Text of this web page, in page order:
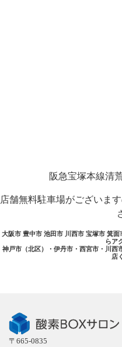
阪急宝塚本線清
店舗無料駐車場がございま
大阪市 豊中市 池田市 川西市 宝塚市 箕
らア
神戸市（北区）・伊丹市・西宮市・川西
店
〒665-0835